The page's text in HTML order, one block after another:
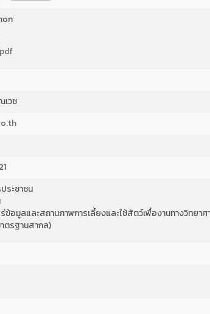
เวช
ระชาชน
ข้อมูลและสถานภาพการเลี้ยงและใช้สัตว์เพื่องานทางวิทยา
ตรฐานสากล)